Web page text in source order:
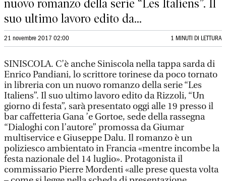
nuovo romanzo della serie “Les Italiens”. Il
suo ultimo lavoro edito da...
21 novembre 2017 02:00 1 MINUTI DI LETTURA
SINISCOLA. C’è anche Siniscola nella tappa sarda di
Enrico Pandiani, lo scrittore torinese da poco tornato
in libreria con un nuovo romanzo della serie “Les
Italiens”. Il suo ultimo lavoro edito da Rizzoli, “Un
giorno di festa”, sarà presentato oggi alle 19 presso il
bar caffetteria Gana ’e Gortoe, sede della rassegna
“Dialoghi con l’autore” promossa da Giumar
multiservice e Giuseppe Dalu. Il romanzo è un
poliziesco ambientato in Francia «mentre incombe la
festa nazionale del 14 luglio». Protagonista il
commissario Pierre Mordenti «alle prese questa volta